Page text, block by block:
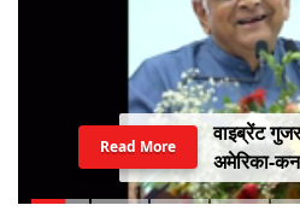
वाइब्रेंट
अमेरिका-
संभालेंगे
Read More